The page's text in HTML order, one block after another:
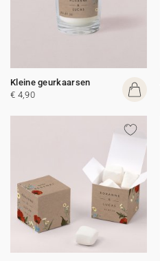
Kleine geurkaarsen
€ 4,90